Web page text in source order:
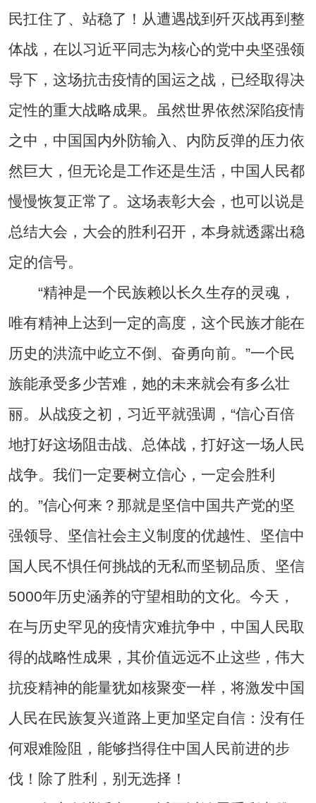
民扛住了、站稳了！从遭遇战到歼灭战再到整
体战，在以习近平同志为核心的党中央坚强领
导下，这场抗击疫情的国运之战，已经取得决
定性的重大战略成果。虽然世界依然深陷疫情
之中，中国国内外防输入、内防反弹的压力依
然巨大，但无论是工作还是生活，中国人民都
慢慢恢复正常了。这场表彰大会，也可以说是
总结大会，大会的胜利召开，本身就透露出稳
定的信号。
“精神是一个民族赖以长久生存的灵魂，
唯有精神上达到一定的高度，这个民族才能在
历史的洪流中屹立不倒、奋勇向前。”一个民
族能承受多少苦难，她的未来就会有多么壮
丽。从战疫之初，习近平就强调，“信心百倍
地打好这场阻击战、总体战，打好这一场人民
战争。我们一定要树立信心，一定会胜利
的。”信心何来？那就是坚信中国共产党的坚
强领导、坚信社会主义制度的优越性、坚信中
国人民不惧任何挑战的无私而坚韧品质、坚信
5000年历史涵养的守望相助的文化。今天，
在与历史罕见的疫情灾难抗争中，中国人民取
得的战略性成果，其价值远远不止这些，伟大
抗疫精神的能量犹如核聚变一样，将激发中国
人民在民族复兴道路上更加坚定自信：没有任
何艰难险阻，能够挡得住中国人民前进的步
伐！除了胜利，别无选择！